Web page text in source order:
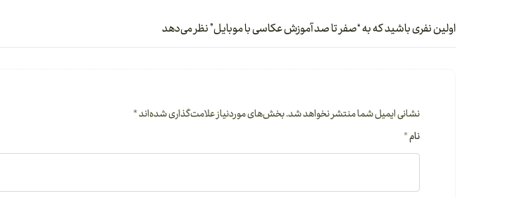
اولین نفری باشید که به “صفر تا صد آموزش عکاسی با موبایل” نظر می‌دهد
نشانی ایمیل شما منتشر نخواهد شد.بخش‌های موردنیاز علامت‌گذاری شده‌اند*
نام*